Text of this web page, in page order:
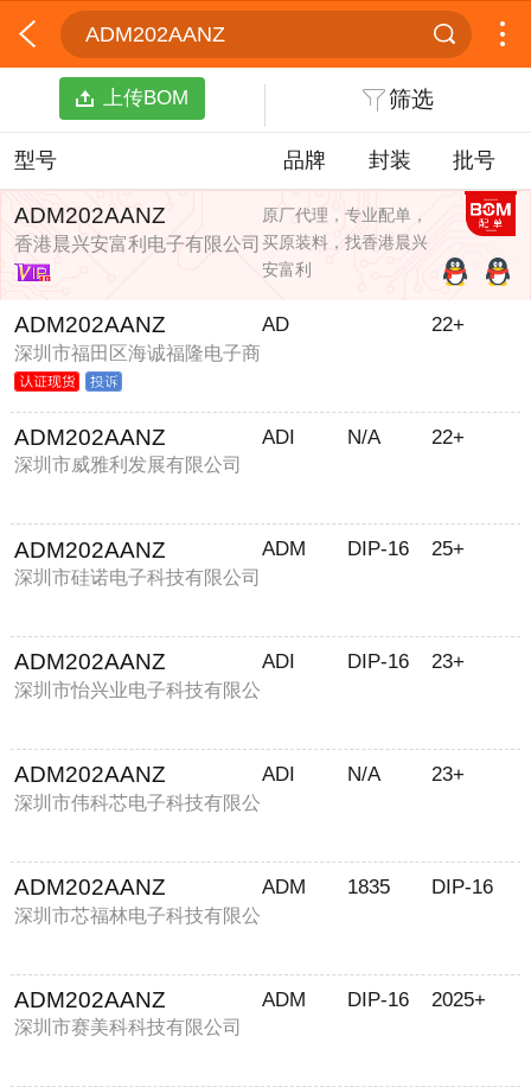
ADM202AANZ
上传BOM 筛选
型号 品牌 封装 批号
ADM202AANZ
香港晨兴安富利电子有限公司
原厂代理，专业配单，
买原装料，找香港晨兴
安富利
ADM202AANZ
深圳市福田区海诚福隆电子商
行
AD 22+
ADM202AANZ
深圳市威雅利发展有限公司
ADI N/A 22+
ADM202AANZ
深圳市硅诺电子科技有限公司
ADM DIP-16 25+
ADM202AANZ
深圳市怡兴业电子科技有限公
ADI DIP-16 23+
ADM202AANZ
深圳市伟科芯电子科技有限公
ADI N/A 23+
ADM202AANZ
深圳市芯福林电子科技有限公
ADM 1835 DIP-16
ADM202AANZ
深圳市赛美科科技有限公司
ADM DIP-16 2025+